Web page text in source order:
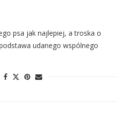
psa jak najlepiej, a troska o
udanego wspólnego